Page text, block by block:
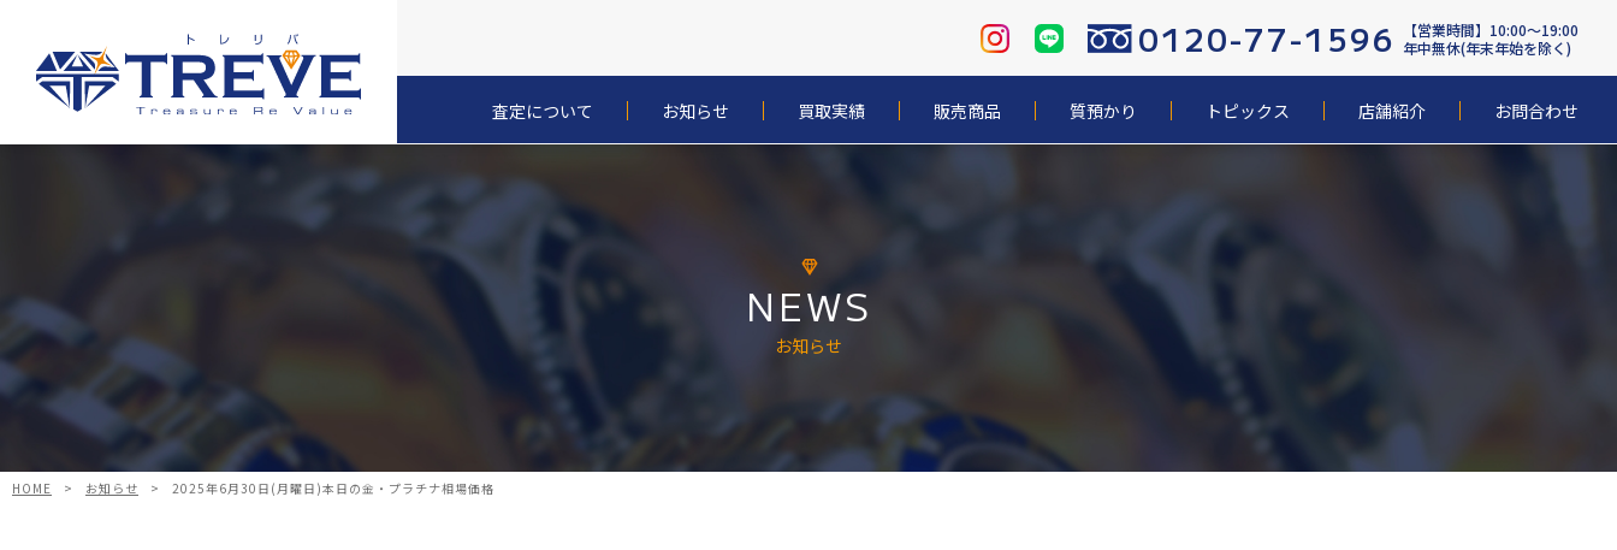
0120-77-1596
【営業時間】10:00〜19:00
年中無休(年末年始を除く)
査定について お知らせ 買取実績 販売商品 質預かり トピックス 店舗紹介 お問合わせ
NEWS
お知らせ
HOME > お知らせ > 2025年6月30日(月曜日)本日の金・プラチナ相場価格